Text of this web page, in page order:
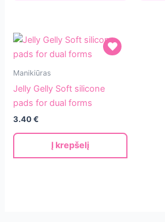
Jelly
Soft
silicone
pads
for
Manikiūras
Jelly Gelly Soft silicone
pads for dual forms
3.40€
Į krepšelį